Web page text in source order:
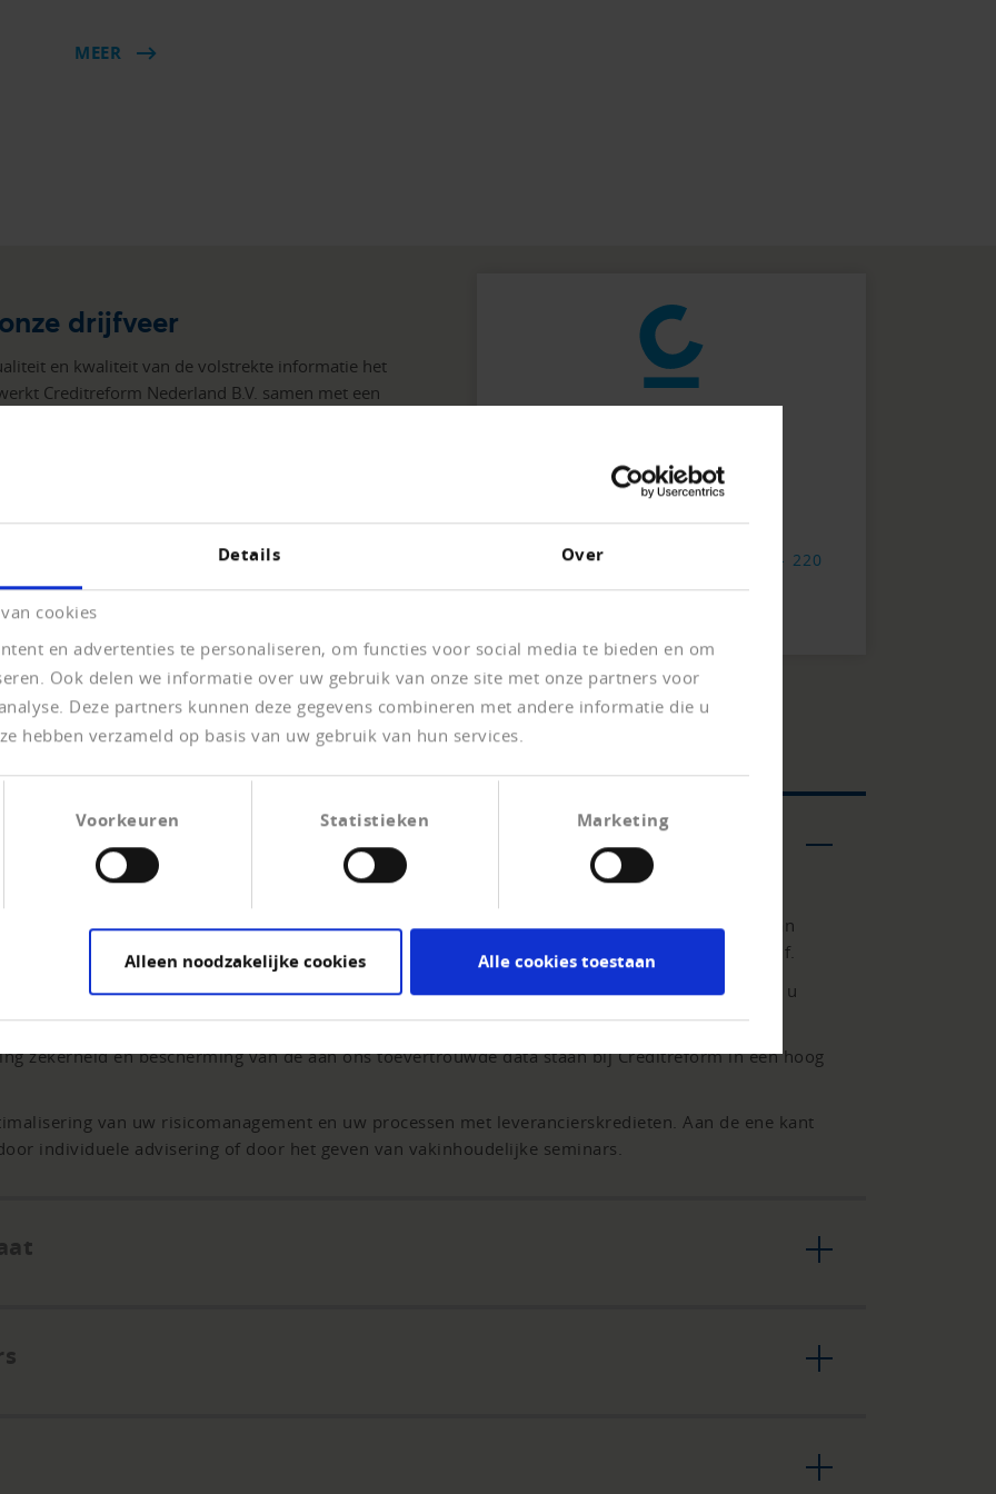
Details Over
cookies
en advertenties te personaliseren, om functies voor social media te bieden en om
Ook delen we informatie over uw gebruik van onze site met onze partners voor
Deze partners kunnen deze gegevens combineren met andere informatie die u
hebben verzameld op basis van uw gebruik van hun services.
Voorkeuren Statistieken Marketing
Alleen noodzakelijke cookies Alle cookies toestaan
MEER
drijfveer
en kwaliteit van de volstrekte informatie het
Creditreform Nederland B.V. samen met een
wereledwijd! U kunt vandaar gebruik maken van
een informatievoorsprong en heeft u maximale
zij van start gaan
Voor het aangaan van zakelijke relaties
risico. Tevens informeren wij u, vooraf bij het
en volledigheid van de geleverde data door
u de meest actuele informatie en kunt gerust
ingaat of juist niet.
Nederland B.V.
Incassoregister nummer: 00111
Telefoonnummer
+31 314 - 200 - 220
Fax+31 314 - 200 - 222
dataverwerking en waardering stellen wij de hoogste kwaliteitseisen. De tijdige overweging van
berichten of betalingservaringen garandeert bovendien de relevantie ervan voor uw bedrijf.
toepassingen en risico’s bieden wij u pasklare oplossingen. Graag adviseren onze experts u
zekerheid en bescherming van de aan ons toevertrouwde data staan bij Creditreform in een hoog
van uw risicomanagement en uw processen met leverancierskredieten. Aan de ene kant
individuele advisering of door het geven van vakinhoudelijke seminars.